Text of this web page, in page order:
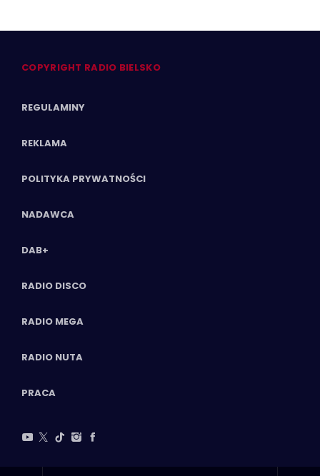
COPYRIGHT RADIO BIELSKO
REGULAMINY
REKLAMA
POLITYKA PRYWATNOŚCI
NADAWCA
DAB+
RADIO DISCO
RADIO MEGA
RADIO NUTA
PRACA